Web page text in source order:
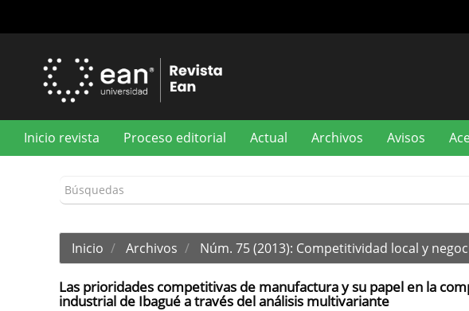
principal
Inicio revista Proceso editorial Actual Archivos Avisos
Inicio Archivos Núm. 75 (2013): Competitividad local y
Las prioridades competitivas de manufactura y su papel en la
industrial de Ibagué a través del análisis multivariante